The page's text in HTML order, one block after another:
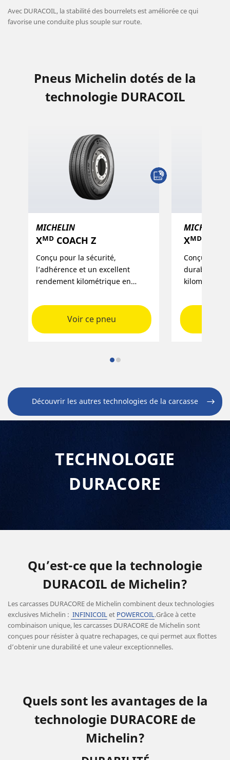
Avec DURACOIL, la stabilité des bourrelets est améliorée ce qui
favorise une conduite plus souple sur route.
Pneus Michelin dotés de la
technologie DURACOIL
MICHELIN
Xᴹᴰ COACH Z
Conçu pour la sécurité,
l’adhérence et un excellent
rendement kilométrique en
d’autocars et autobus* qui font
des trajets longues distances et
Voir ce pneu
MICHELIN
Xᴹᴰ
Conçu
durabilité
Découvrir les autres technologies de la carcasse
TECHNOLOGIE
DURACORE
Qu’est-ce que la technologie
DURACOIL de Michelin?
Les carcasses DURACORE de Michelin combinent deux technologies
exclusives Michelin : INFINICOILet POWERCOIL.Grâce à cette
combinaison unique, les carcasses DURACORE de Michelin sont
conçues pour résister à quatre rechapages, ce qui permet aux flottes
d’obtenir une durabilité et une valeur exceptionnelles.
Quels sont les avantages de la
technologie DURACORE de
Michelin?